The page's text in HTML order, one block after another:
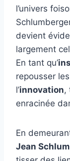
l’univers
devient
largement
En tant qu’
repousser
l’innovation,
enracinée
En
Jean